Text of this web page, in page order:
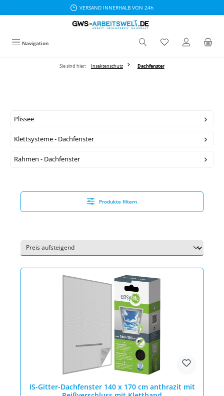
VERSAND INNERHALB VON 24h
Navigation
Sie sind hier: Insektenschutz Dachfenster
Plissee
Klettsysteme - Dachfenster
Rahmen - Dachfenster
Produkte filtern
IS-Gitter-Dachfenster 140 x 170 cm anthrazit mit